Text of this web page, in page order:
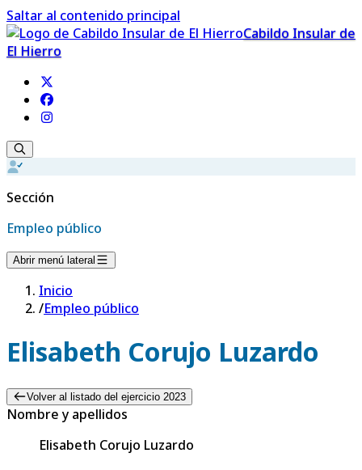
Saltar al contenido principal
Cabildo Insular de
El Hierro
Sección
Empleo público
Abrir menú lateral
Inicio
/Empleo público
Elisabeth Corujo Luzardo
Volver al listado del ejercicio 2023
Nombre y apellidos
Elisabeth Corujo Luzardo